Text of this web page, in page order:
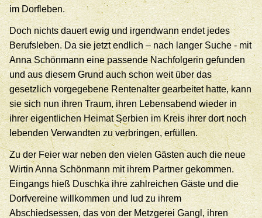
im Dorfleben.
Doch nichts dauert ewig und irgendwann endet jedes
Berufsleben. Da sie jetzt endlich – nach langer Suche - mit
Anna Schönmann eine passende Nachfolgerin gefunden
und aus diesem Grund auch schon weit über das
gesetzlich vorgegebene Rentenalter gearbeitet hatte, kann
sie sich nun ihren Traum, ihren Lebensabend wieder in
ihrer eigentlichen Heimat Serbien im Kreis ihrer dort noch
lebenden Verwandten zu verbringen, erfüllen.
Zu der Feier war neben den vielen Gästen auch die neue
Wirtin Anna Schönmann mit ihrem Partner gekommen.
Eingangs hieß Duschka ihre zahlreichen Gäste und die
Dorfvereine willkommen und lud zu ihrem
Abschiedsessen, das von der Metzgerei Gangl, ihren